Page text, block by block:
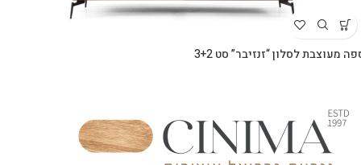
מעוצבת לסלון “זנזיבר” סט 3+2